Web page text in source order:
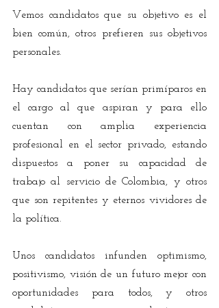
Vemos candidatos que su objetivo es el
bien común, otros prefieren sus objetivos
personales.
Hay candidatos que serían primíparos en
el cargo al que aspiran y para ello
cuentan con amplia experiencia
profesional en el sector privado, estando
dispuestos a poner su capacidad de
trabajo al servicio de Colombia, y otros
que son repitentes y eternos vividores de
la política.
Unos candidatos infunden optimismo,
positivismo, visión de un futuro mejor con
oportunidades para todos, y otros